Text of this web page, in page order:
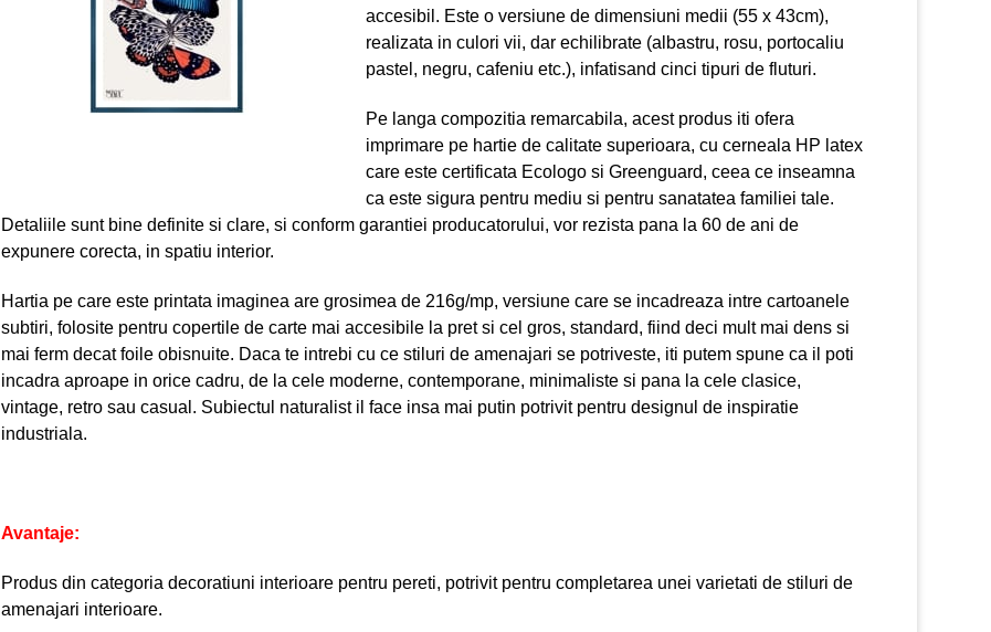
accesibil. Este o versiune de dimensiuni medii (55 x 43cm),
realizata in culori vii, dar echilibrate (albastru, rosu, portocaliu
pastel, negru, cafeniu etc.), infatisand cinci tipuri de fluturi.
Pe langa compozitia remarcabila, acest produs iti ofera
imprimare pe hartie de calitate superioara, cu cerneala HP latex
care este certificata Ecologo si Greenguard, ceea ce inseamna
ca este sigura pentru mediu si pentru sanatatea familiei tale.
Detaliile sunt bine definite si clare, si conform garantiei producatorului, vor rezista pana la 60 de ani de
expunere corecta, in spatiu interior.
Hartia pe care este printata imaginea are grosimea de 216g/mp, versiune care se incadreaza intre cartoanele
subtiri, folosite pentru copertile de carte mai accesibile la pret si cel gros, standard, fiind deci mult mai dens si
mai ferm decat foile obisnuite. Daca te intrebi cu ce stiluri de amenajari se potriveste, iti putem spune ca il poti
incadra aproape in orice cadru, de la cele moderne, contemporane, minimaliste si pana la cele clasice,
vintage, retro sau casual. Subiectul naturalist il face insa mai putin potrivit pentru designul de inspiratie
industriala.
Avantaje:
Produs din categoria decoratiuni interioare pentru pereti, potrivit pentru completarea unei varietati de stiluri de
amenajari interioare.